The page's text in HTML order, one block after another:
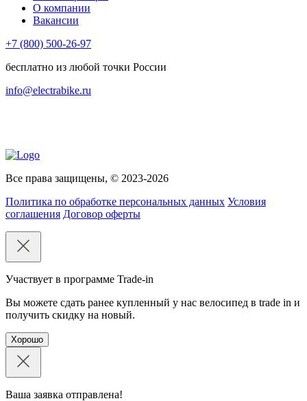
О компании
Вакансии
+7 (800) 500-26-97
бесплатно из любой точки России
info@electrabike.ru
Все права защищены, © 2023-2026
Политика по обработке персональных данных Условия
соглашения Договор оферты
Участвует в программе Trade-in
Вы можете сдать ранее купленный у нас велосипед в trade in и
получить скидку на новый.
Хорошо
Ваша заявка отправлена!